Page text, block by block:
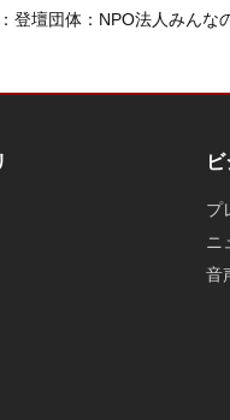
登壇団体：NPO法人みんな
プ
ニ
音